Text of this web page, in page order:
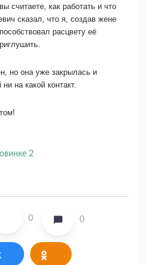
считаете, как работать и что
сказал, что я, создав жене
расцвету её
но она уже закрылась и
на какой контакт.
0 0